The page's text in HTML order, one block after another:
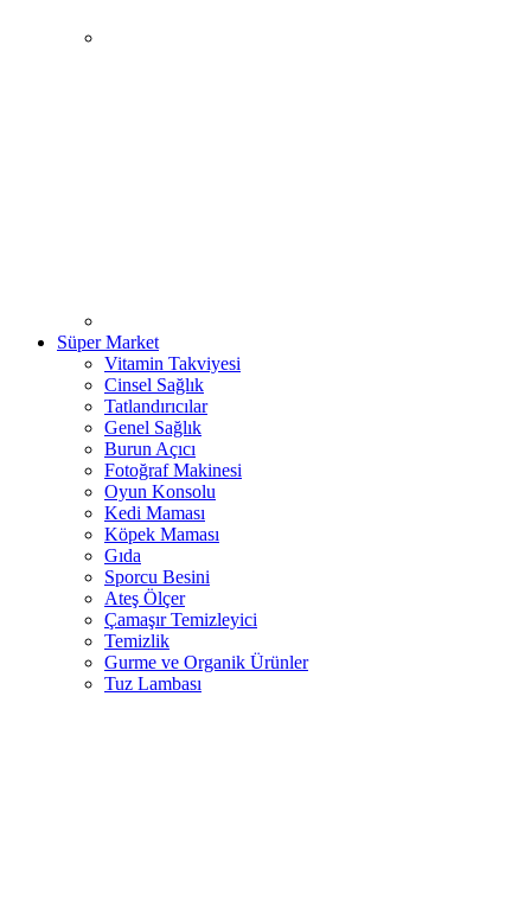
Süper Market
Vitamin Takviyesi
Cinsel Sağlık
Tatlandırıcılar
Genel Sağlık
Burun Açıcı
Fotoğraf Makinesi
Oyun Konsolu
Kedi Maması
Köpek Maması
Gıda
Sporcu Besini
Ateş Ölçer
Çamaşır Temizleyici
Temizlik
Gurme ve Organik Ürünler
Tuz Lambası